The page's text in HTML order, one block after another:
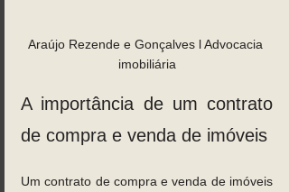
Araújo Rezende e Gonçalves l Advocacia
imobiliária
A importância de um contrato
de compra e venda de imóveis
Um contrato de compra e venda de imóveis